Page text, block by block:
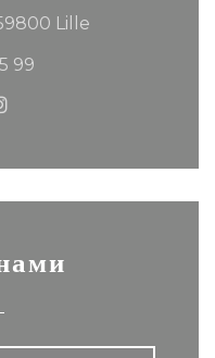
Lille
99
((открывается в